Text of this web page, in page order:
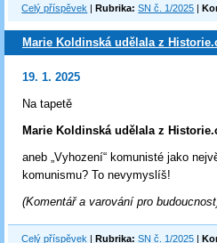
Celý příspěvek Rubrika: SN č. 1/2025
Marie Koldinská udělala z
19. 1. 2025
Na tapetě
Marie Koldinská udělala z
aneb „Vyhození“ komunisté jako
komunismu? To nevymyslíš!
(Komentář a varování pro
Celý příspěvek |Rubrika: SN č. 1/2025 |